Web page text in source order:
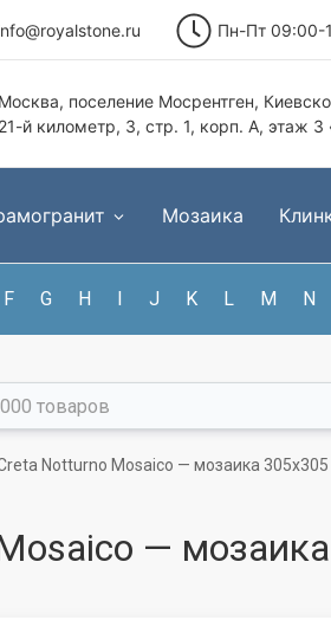
Пн-Пт 09:00-
Москва, поселение Мосрентген,
21-й километр, 3, стр. 1, корп. А, этаж 3
Мозаика
F G H I J K L M N
Notturno Mosaico — мозаика 305x305
—